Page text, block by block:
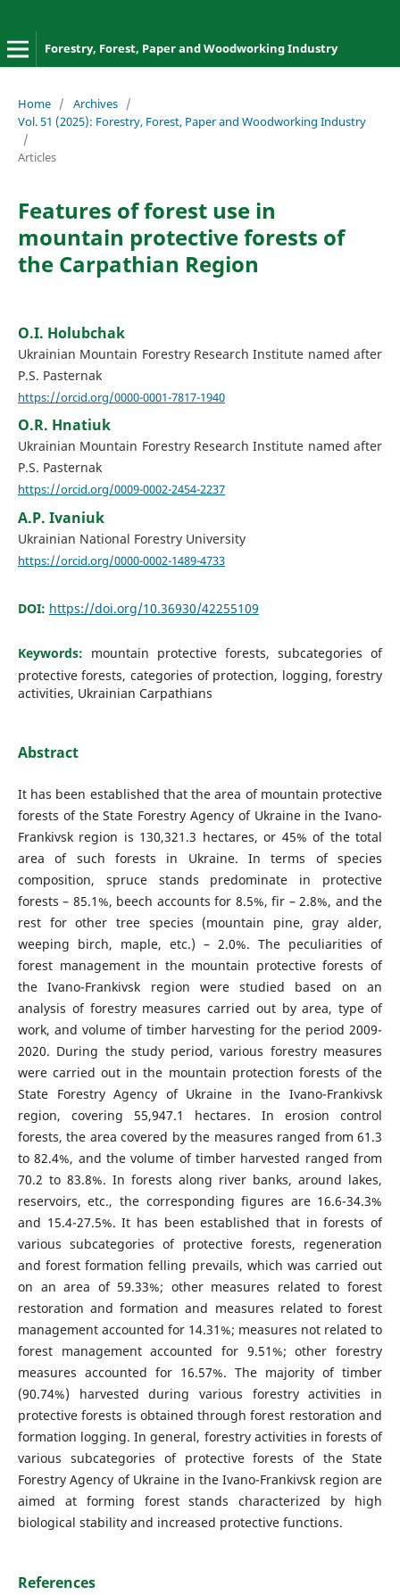
Forestry, Forest, Paper and Woodworking Industry
Home / Archives /
Vol. 51 (2025): Forestry, Forest, Paper and Woodworking Industry
/
Articles
Features of forest use in
mountain protective forests of
the Carpathian Region
O.I. Holubchak
Ukrainian Mountain Forestry Research Institute named after
P.S. Pasternak
https://orcid.org/0000-0001-7817-1940
O.R. Hnatiuk
Ukrainian Mountain Forestry Research Institute named after
P.S. Pasternak
https://orcid.org/0009-0002-2454-2237
A.P. Ivaniuk
Ukrainian National Forestry University
https://orcid.org/0000-0002-1489-4733
DOI: https://doi.org/10.36930/42255109
Keywords: mountain protective forests, subcategories of
protective forests, categories of protection, logging, forestry
activities, Ukrainian Carpathians
Abstract
It has been established that the area of mountain protective
forests of the State Forestry Agency of Ukraine in the Ivano-
Frankivsk region is 130,321.3 hectares, or 45% of the total
area of such forests in Ukraine. In terms of species
composition, spruce stands predominate in protective
forests – 85.1%, beech accounts for 8.5%, fir – 2.8%, and the
rest for other tree species (mountain pine, gray alder,
weeping birch, maple, etc.) – 2.0%. The peculiarities of
forest management in the mountain protective forests of
the Ivano-Frankivsk region were studied based on an
analysis of forestry measures carried out by area, type of
work, and volume of timber harvesting for the period 2009-
2020. During the study period, various forestry measures
were carried out in the mountain protection forests of the
State Forestry Agency of Ukraine in the Ivano-Frankivsk
region, covering 55,947.1 hectares. In erosion control
forests, the area covered by the measures ranged from 61.3
to 82.4%, and the volume of timber harvested ranged from
70.2 to 83.8%. In forests along river banks, around lakes,
reservoirs, etc., the corresponding figures are 16.6-34.3%
and 15.4-27.5%. It has been established that in forests of
various subcategories of protective forests, regeneration
and forest formation felling prevails, which was carried out
on an area of 59.33%; other measures related to forest
restoration and formation and measures related to forest
management accounted for 14.31%; measures not related to
forest management accounted for 9.51%; other forestry
measures accounted for 16.57%. The majority of timber
(90.74%) harvested during various forestry activities in
protective forests is obtained through forest restoration and
formation logging. In general, forestry activities in forests of
various subcategories of protective forests of the State
Forestry Agency of Ukraine in the Ivano-Frankivsk region are
aimed at forming forest stands characterized by high
biological stability and increased protective functions.
References